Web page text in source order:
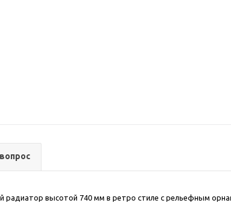
радиатор высотой 740 мм в ретро стиле с рельефным